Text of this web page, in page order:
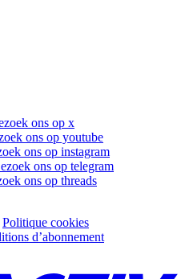
ons op x
ons op youtube
ons op instagram
ons op telegram
ons op threads
Politique cookies
d’abonnement